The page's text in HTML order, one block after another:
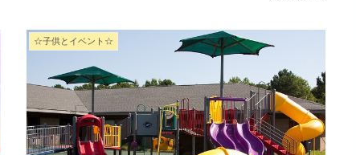
☆子供とイベント☆